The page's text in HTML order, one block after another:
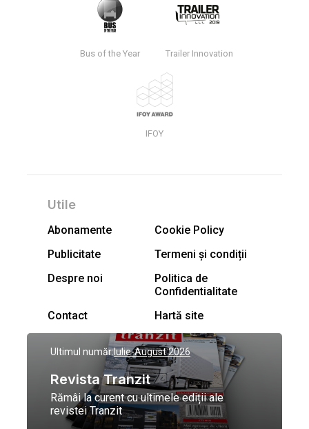
Bus of the Year Trailer Innovation
IFOY
Utile
Abonamente
Cookie Policy
Publicitate
Termeni și condiții
Despre noi
Politica de
Confidentialitate
Contact
Hartă site
Ultimul număr:Iulie-August 2026
Revista Tranzit
Rămâi la curent cu ultimele ediții ale
revistei Tranzit